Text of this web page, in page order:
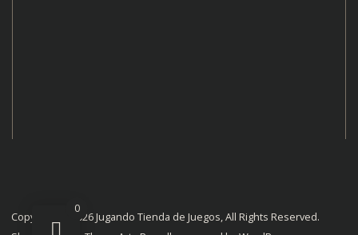
Copyright © 2026 Jugando Tienda de Juegos, All Rights Reserved.
0